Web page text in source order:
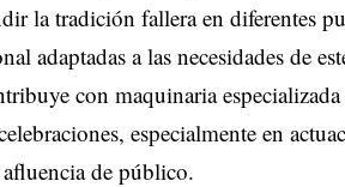
la tradición fallera en diferentes
adaptadas a las necesidades de
con maquinaria
especialmente en
de público.